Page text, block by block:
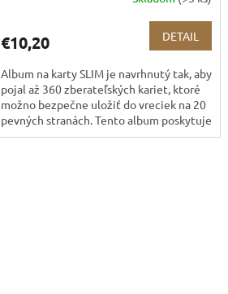
€10,20 DETAIL
Album na karty SLIM je navrhnutý tak, aby
pojal až 360 zberateľských kariet, ktoré
možno bezpečne uložiť do vreciek na 20
pevných stranách. Tento album poskytuje
profesionálne a...